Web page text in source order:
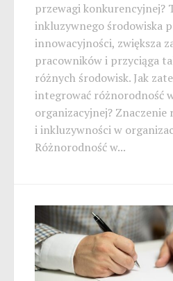
przewagi konkurencyjnej?
inkluzywnego środowiska
innowacyjności, zwiększa
pracowników i przyciąga
różnych środowisk. Jak
integrować różnorodność
organizacyjnej?​
i inkluzywności w
Różnorodność w...